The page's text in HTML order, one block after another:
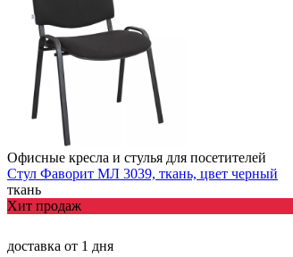
Офисные кресла и стулья для посетителей
Стул Фаворит МЛ 3039, ткань, цвет черный
ткань
Хит продаж
доставка от 1 дня